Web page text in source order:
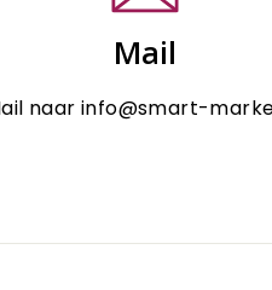
Mail
naar info@smart-